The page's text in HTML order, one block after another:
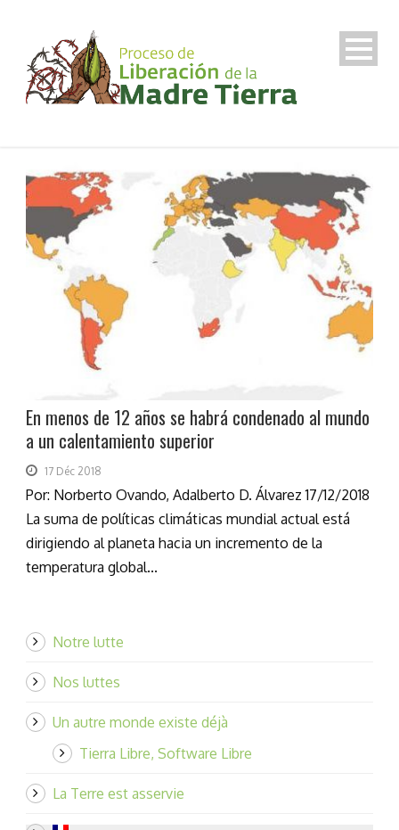
En menos de 12 años se habrá condenado al mundo
a un calentamiento superior
17 Déc 2018
Por: Norberto Ovando, Adalberto D. Álvarez 17/12/2018
La suma de políticas climáticas mundial actual está
dirigiendo al planeta hacia un incremento de la
temperatura global...
Notre lutte
Nos luttes
Un autre monde existe déjà
Tierra Libre, Software Libre
La Terre est asservie